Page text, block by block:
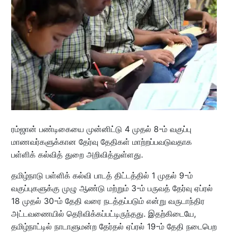
ரம்ஜான் பண்டிகையை முன்னிட்டு 4 முதல் 8-ம் வகுப்பு
மாணவர்களுக்கான தேர்வு தேதிகள் மாற்றப்பவடுவதாக
பள்ளிக் கல்வித் துறை அறிவித்துள்ளது.
தமிழ்நாடு பள்ளிக் கல்வி பாடத் திட்டத்தில் 1 முதல் 9-ம்
வகுப்புகளுக்கு முழு ஆண்டு மற்றும் 3-ம் பருவத் தேர்வு ஏப்ரல்
18 முதல் 30-ம் தேதி வரை நடத்தப்படும் என்று வருடாந்திர
அட்டவணையில் தெரிவிக்கப்பட்டிருந்தது. இதற்கிடையே,
தமிழ்நாட்டில் நாடாளுமன்ற தேர்தல் ஏப்ரல் 19-ம் தேதி நடைபெற